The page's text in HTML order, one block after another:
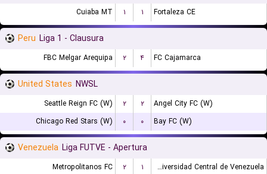
Cuiaba MT ۱ ۱ Fortaleza CE
Peru Liga 1 - Clausura
FBC Melgar Arequipa ۲ ۴ FC Cajamarca
United States NWSL
Seattle Reign FC (W) ۲ ۲
Angel City FC (W)
Chicago Red Stars (W)
۰ ۰ Bay FC (W)
Venezuela Liga FUTVE - Apertura
Metropolitanos FC ۲ ۱ Universidad Central de Venezuela